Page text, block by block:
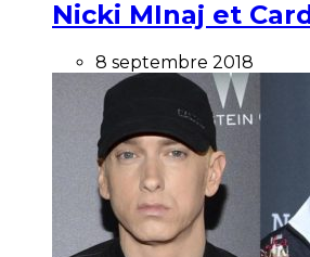
Nicki MInaj et
8 septembre 2018